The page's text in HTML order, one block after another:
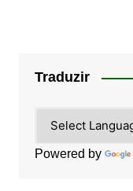
Traduzir
Powered by